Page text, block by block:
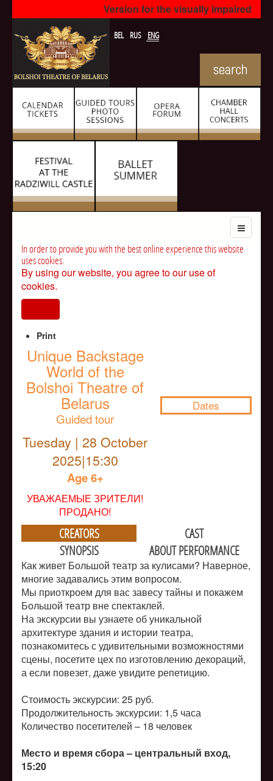
Version for the visually impaired
BEL RUS ENG
In order to provide you with the best online experience this website
uses cookies.
By using our website, you agree to our use of
cookies.
Print
Unique Backstage
World of the
Bolshoi Theatre of
Belarus
Guided tour
Tuesday | 28 October
2025|15:30
Age 6+
УВАЖАЕМЫЕ ЗРИТЕЛИ!
ПРОДАНО!
Dates
CREATORS
CAST
SYNOPSIS
ABOUT PERFORMANCE
Как живет Большой театр за кулисами? Наверное,
многие задавались этим вопросом.
Мы приоткроем для вас завесу тайны и покажем
Большой театр вне спектаклей.
На экскурсии вы узнаете об уникальной
архитектуре здания и истории театра,
познакомитесь с удивительными возможностями
сцены, посетите цех по изготовлению декораций,
а если повезет, даже увидите репетицию.
Стоимость экскурсии: 25 руб.
Продолжительность экскурсии: 1,5 часа
Количество посетителей – 18 человек
Место и время сбора – центральный вход,
15:20